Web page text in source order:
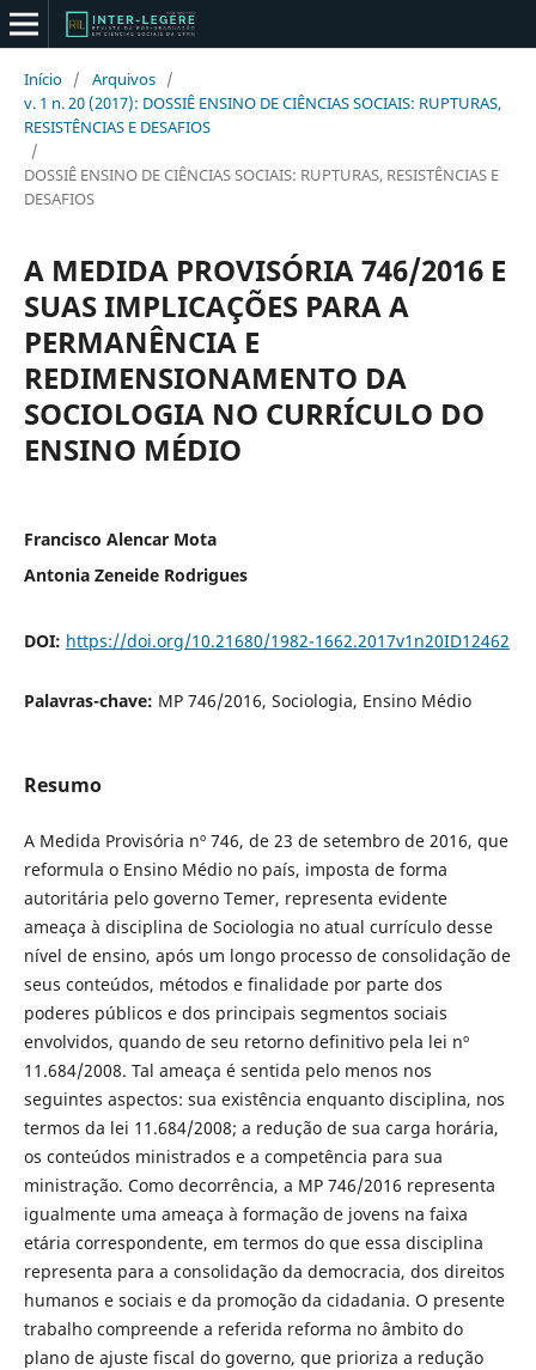
Início / Arquivos /
v. 1 n. 20 (2017): DOSSIÊ ENSINO DE CIÊNCIAS SOCIAIS: RUPTURAS,
RESISTÊNCIAS E DESAFIOS
/
DOSSIÊ ENSINO DE CIÊNCIAS SOCIAIS: RUPTURAS, RESISTÊNCIAS E
DESAFIOS
A MEDIDA PROVISÓRIA 746/2016 E
SUAS IMPLICAÇÕES PARA A
PERMANÊNCIA E
REDIMENSIONAMENTO DA
SOCIOLOGIA NO CURRÍCULO DO
ENSINO MÉDIO
Francisco Alencar Mota
Antonia Zeneide Rodrigues
DOI: https://doi.org/10.21680/1982-1662.2017v1n20ID12462
Palavras-chave: MP 746/2016, Sociologia, Ensino Médio
Resumo
A Medida Provisória nº 746, de 23 de setembro de 2016, que
reformula o Ensino Médio no país, imposta de forma
autoritária pelo governo Temer, representa evidente
ameaça à disciplina de Sociologia no atual currículo desse
nível de ensino, após um longo processo de consolidação de
seus conteúdos, métodos e finalidade por parte dos
poderes públicos e dos principais segmentos sociais
envolvidos, quando de seu retorno definitivo pela lei nº
11.684/2008. Tal ameaça é sentida pelo menos nos
seguintes aspectos: sua existência enquanto disciplina, nos
termos da lei 11.684/2008; a redução de sua carga horária,
os conteúdos ministrados e a competência para sua
ministração. Como decorrência, a MP 746/2016 representa
igualmente uma ameaça à formação de jovens na faixa
etária correspondente, em termos do que essa disciplina
representa para a consolidação da democracia, dos direitos
humanos e sociais e da promoção da cidadania. O presente
trabalho compreende a referida reforma no âmbito do
plano de ajuste fiscal do governo, que prioriza a redução